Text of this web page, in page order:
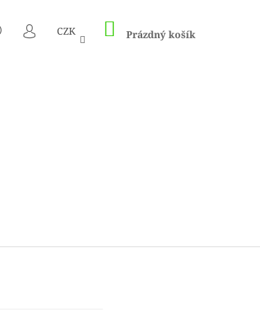
HLEDAT
PŘIHLÁŠENÍ
CZK NÁKUPNÍ
KOŠÍK
Prázdný košík